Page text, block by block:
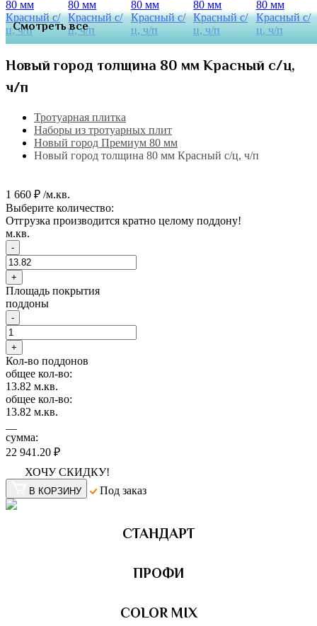
Смотреть все
Новый город толщина 80 мм Красный с/ц,
ч/п
Тротуарная плитка
Наборы из тротуарных плит
Новый город Премиум 80 мм
Новый город толщина 80 мм Красный с/ц, ч/п
1 660 ₽ /м.кв.
Выберите количество:
Отгрузка производится кратно целому поддону!
м.кв.
-
+
Площадь покрытия
поддоны
-
+
Кол-во поддонов
общее кол-во:
13.82 м.кв.
общее кол-во:
13.82 м.кв.
сумма:
22 941.20 ₽
ХОЧУ СКИДКУ!
В КОРЗИНУ Под заказ
СТАНДАРТ
ПРОФИ
COLOR MIX